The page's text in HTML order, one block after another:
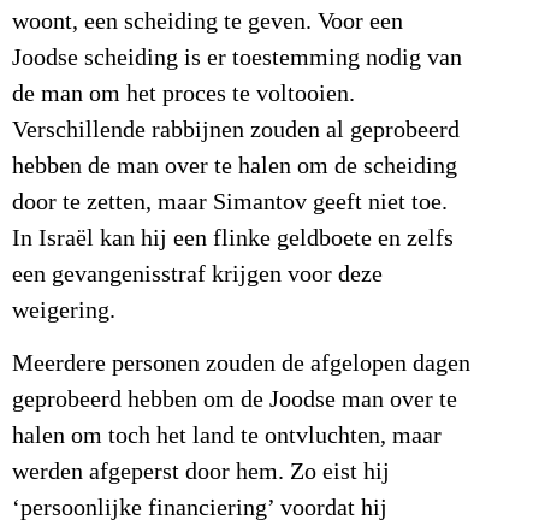
woont, een scheiding te geven. Voor een
Joodse scheiding is er toestemming nodig van
de man om het proces te voltooien.
Verschillende rabbijnen zouden al geprobeerd
hebben de man over te halen om de scheiding
door te zetten, maar Simantov geeft niet toe.
In Israël kan hij een flinke geldboete en zelfs
een gevangenisstraf krijgen voor deze
weigering.
Meerdere personen zouden de afgelopen dagen
geprobeerd hebben om de Joodse man over te
halen om toch het land te ontvluchten, maar
werden afgeperst door hem. Zo eist hij
‘persoonlijke financiering’ voordat hij